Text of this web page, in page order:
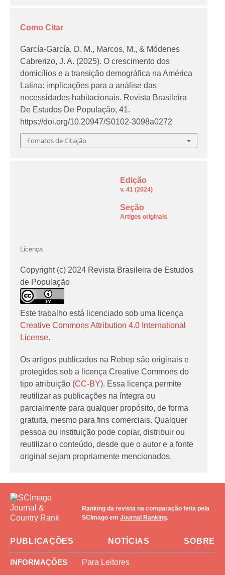
Como Citar
García-García, D. M., Marcos, M., & Módenes
Cabrerizo, J. A. (2025). O crescimento dos
domicílios e a transição demográfica na América
Latina: implicações para a análise das
necessidades habitacionais. Revista Brasileira
De Estudos De População,41.
https://doi.org/10.20947/S0102-3098a0272
Fomatos de Citação
Edição
v. 41 (2024)
Seção
Artigos originais
Licença
Copyright (c) 2024 Revista Brasileira de Estudos
de População
Este trabalho está licenciado sob uma licença
Creative Commons Attribution 4.0 International
License.
Os artigos publicados na Rebep são originais e
protegidos sob a licença Creative Commons do
tipo atribuição (CC-BY). Essa licença permite
reutilizar as publicações na íntegra ou
parcialmente para qualquer propósito, de forma
gratuita, mesmo para fins comerciais. Qualquer
pessoa ou instituição pode copiar, distribuir ou
reutilizar o conteúdo, desde que o autor e a fonte
original sejam propriamente mencionados.
Ranking da revista na comparação feita pela
SCImago em Journal Ranking.
PUBLICAÇÕES NOTÍCIAS SOBRE
INFORMAÇÕES
Para Leitores